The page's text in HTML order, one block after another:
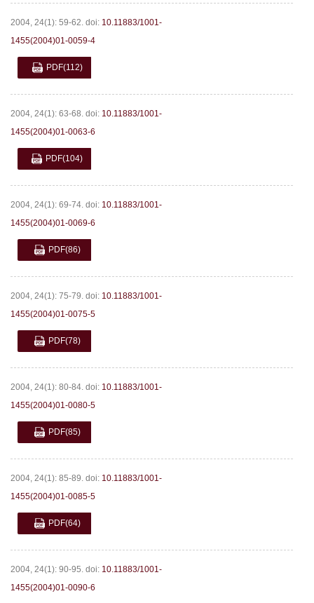
2004, 24(1): 59-62. doi: 10.11883/1001-
1455(2004)01-0059-4
PDF(112)
2004, 24(1): 63-68. doi: 10.11883/1001-
1455(2004)01-0063-6
PDF(104)
2004, 24(1): 69-74. doi: 10.11883/1001-
1455(2004)01-0069-6
PDF(86)
2004, 24(1): 75-79. doi: 10.11883/1001-
1455(2004)01-0075-5
PDF(78)
2004, 24(1): 80-84. doi: 10.11883/1001-
1455(2004)01-0080-5
PDF(85)
2004, 24(1): 85-89. doi: 10.11883/1001-
1455(2004)01-0085-5
PDF(64)
2004, 24(1): 90-95. doi: 10.11883/1001-
1455(2004)01-0090-6